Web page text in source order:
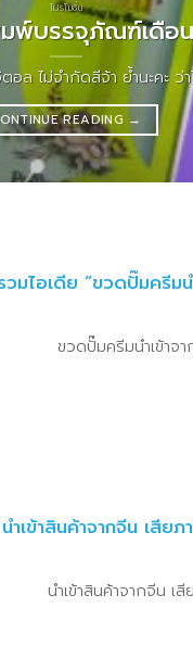
โปรโมชั่น
พ์บรรจุภัณฑ์เดือ
ล ไม่จำกัดสีจ้า ย้ำนะคะ ว่า
READING →
วมไอเดีย “ขวดปั๊มครีม
ขวดปั๊มครีมนำเข้าจ
นำเข้าสินค้าจากจีน เสีย
นำเข้าสินค้าจากจีน เ